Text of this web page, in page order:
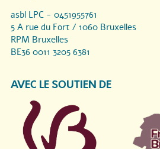
asbl LPC - 0451955761
5 A rue du Fort / 1060 Bruxelles
RPM Bruxelles
BE36 0011 3205 6381
AVEC LE SOUTIEN DE